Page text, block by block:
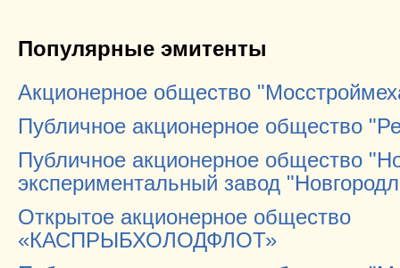
Популярные эмитенты
Акционерное общество
Публичное акционерное общество
Публичное акционерное общество
экспериментальный завод
Открытое акционерное общество
«КАСПРЫБХОЛОДФЛОТ»